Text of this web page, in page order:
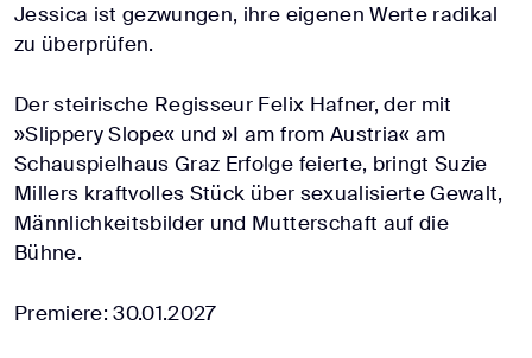
Jessica ist gezwungen, ihre eigenen Werte radikal
zu überprüfen.
Der steirische Regisseur Felix Hafner, der mit
»Slippery Slope« und »I am from Austria« am
Schauspielhaus Graz Erfolge feierte, bringt Suzie
Millers kraftvolles Stück über sexualisierte Gewalt,
Männlichkeitsbilder und Mutterschaft auf die
Bühne.
Premiere: 30.01.2027